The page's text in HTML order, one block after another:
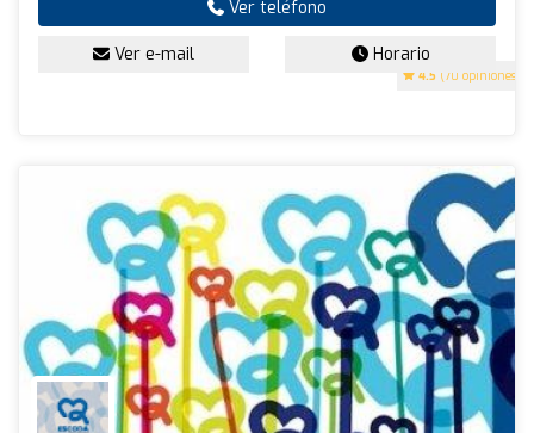
4.5 (70 opiniones)
Ver teléfono
Ver e-mail Horario